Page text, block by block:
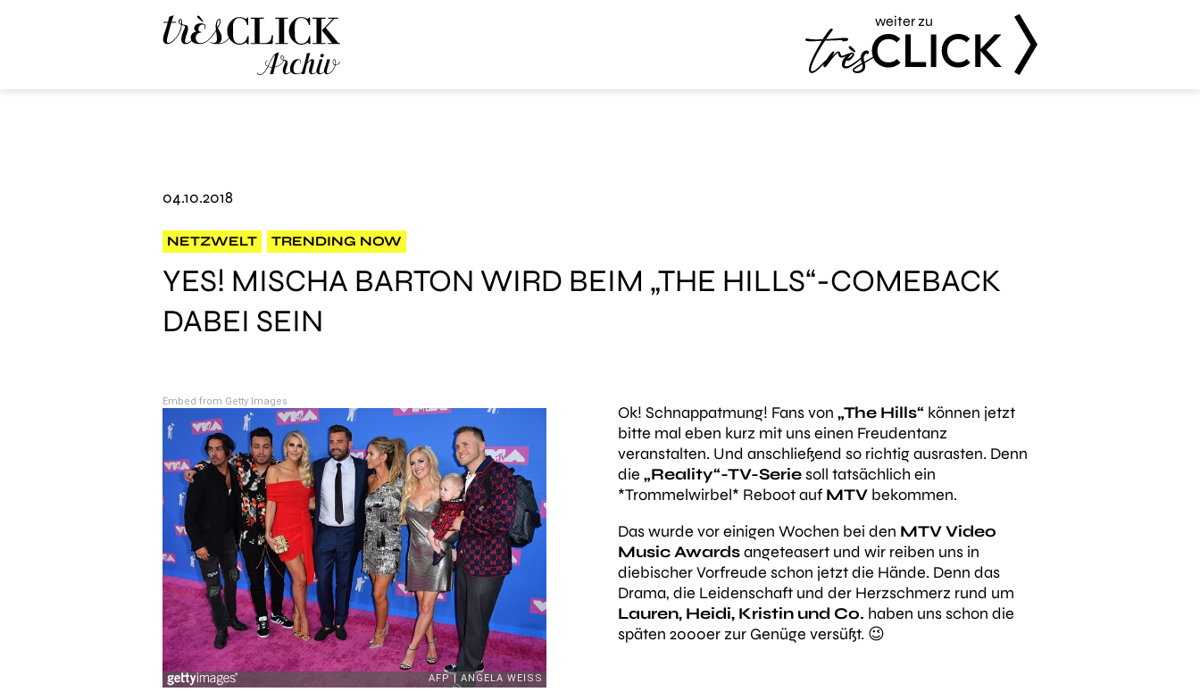
weiter zu
04.10.2018
NETZWELT TRENDING NOW
YES! MISCHA BARTON WIRD BEIM „THE HILLS“-COMEBACK
DABEI SEIN
Embed from Getty Images
Ok! Schnappatmung! Fans von „The Hills“ können jetzt
bitte mal eben kurz mit uns einen Freudentanz
veranstalten. Und anschließend so richtig ausrasten. Denn
die „Reality“-TV-Seriesoll tatsächlich ein
*Trommelwirbel* Reboot auf MTV bekommen.
Das wurde vor einigen Wochen bei den MTV Video
Music Awardsangeteasert und wir reiben uns in
diebischer Vorfreude schon jetzt die Hände. Denn das
Drama, die Leidenschaft und der Herzschmerz rund um
Lauren, Heidi, Kristin und Co. haben uns schon die
späten 2000er zur Genüge versüßt. 😉